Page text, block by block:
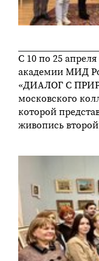
С 10 по 25
академии МИД
«ДИАЛОГ С
московского
которой
живопись